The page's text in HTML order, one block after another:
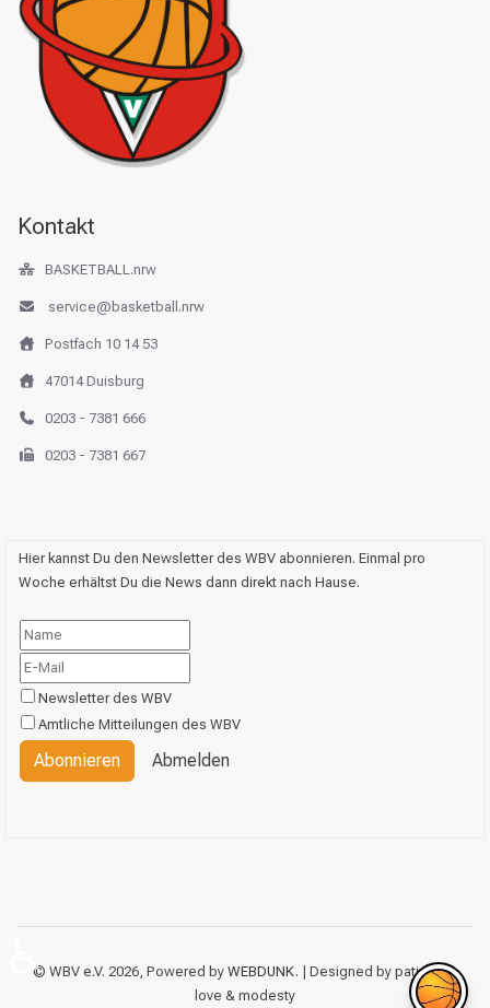
Kontakt
BASKETBALL.nrw
service@basketball.nrw
Postfach 10 14 53
47014 Duisburg
0203 - 7381 666
0203 - 7381 667
Hier kannst Du den Newsletter des WBV abonnieren. Einmal pro
Woche erhältst Du die News dann direkt nach Hause.
Newsletter des WBV
Amtliche Mitteilungen des WBV
Abonnieren Abmelden
© WBV e.V. 2026, Powered by WEBDUNK. | Designed by patience,
love & modesty